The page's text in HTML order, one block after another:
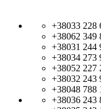
+38033 228
+38062 349
+38031 244
+38034 273
+38052 227
+38032 243
+38048 788
+38036 243